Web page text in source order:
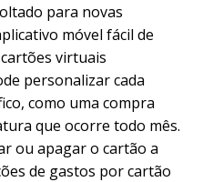
para novas
móvel fácil de
virtuais
personalizar cada
como uma compra
que ocorre todo mês.
ou apagar o cartão a
de gastos por cartão